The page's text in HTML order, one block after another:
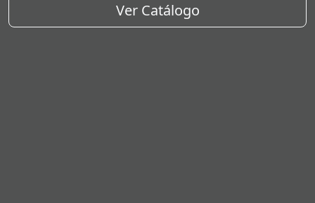
Ver Catálogo